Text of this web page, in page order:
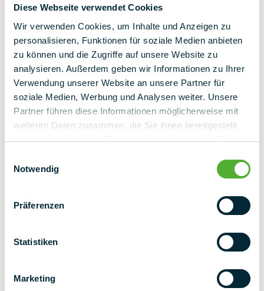
Diese Webseite verwendet Cookies
Wir verwenden Cookies, um Inhalte und Anzeigen zu
personalisieren, Funktionen für soziale Medien anbieten
zu können und die Zugriffe auf unsere Website zu
analysieren. Außerdem geben wir Informationen zu Ihrer
Verwendung unserer Website an unsere Partner für
soziale Medien, Werbung und Analysen weiter. Unsere
Partner führen diese Informationen möglicherweise mit
weiteren Daten zusammen, die Sie ihnen bereitgestellt
haben oder die sie im Rahmen Ihrer Nutzung der Dienste
Notwendig
Präferenzen
Statistiken
Marketing
retour à l'aperçu
LETTRE